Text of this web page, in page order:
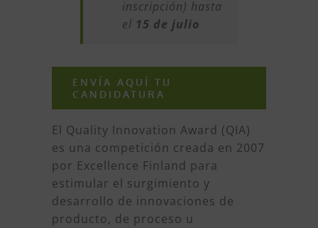
inscripción) hasta
el 15 de julio
ENVÍA AQUÍ TU
CANDIDATURA
El Quality Innovation Award (QIA)
es una competición creada en 2007
por Excellence Finland para
estimular el surgimiento y
desarrollo de innovaciones de
producto, de proceso u